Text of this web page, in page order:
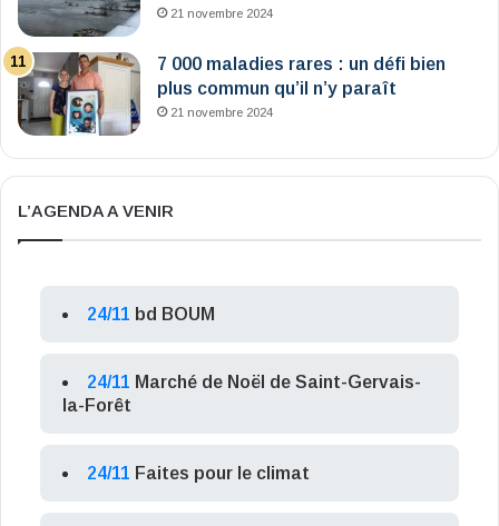
21 novembre 2024
7 000 maladies rares : un défi bien
plus commun qu’il n’y paraît
21 novembre 2024
L’AGENDA A VENIR
24/11 bd BOUM
24/11 Marché de Noël de Saint-Gervais-
la-Forêt
24/11 Faites pour le climat